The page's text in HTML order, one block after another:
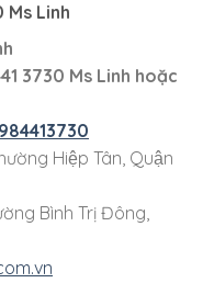
Linh
3730 Ms Linh hoặc
Hiệp Tân, Quận
Bình Trị Đông,